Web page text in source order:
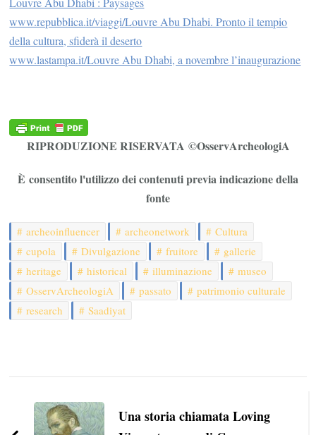
www.repubblica.it/viaggi/Louvre Abu Dhabi. Pronto il tempio
della cultura, sfiderà il deserto
www.lastampa.it/Louvre Abu Dhabi, a novembre l’inaugurazione
RIPRODUZIONE RISERVATA ©OsservArcheologiA
È consentito l'utilizzo dei contenuti previa indicazione della
fonte
archeoinfluencer archeonetwork
Cultura
cupola
Divulgazione fruitore
gallerie
heritage
historical illuminazione
museo
OsservArcheologiA
passato
patrimonio culturale
research
Saadiyat
articoli
Una storia chiamata Loving